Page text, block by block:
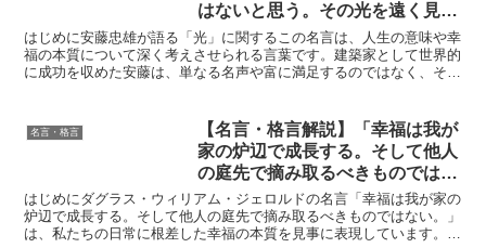
はないと思う。その光を遠く見据
えてそれに向かって懸命に走って
いる、無我夢中の時間の中にこそ
人生の充実があると思う。」 by
訓
はじめに安藤忠雄が語る「光」に関するこの名言は、人生の意味や幸
福の本質について深く考えさせられる言葉です。建築家として世界的
に成功を収めた安藤は、単なる名声や富に満足するのではなく、その
名言・格言
【名言・格言解説】「幸福は我が
家の炉辺で成長する。そして他人
の庭先で摘み取るべきものではな
い。」by ダグラス・ウィリア
ム・ジェロルドの深い意味と得ら
れる教訓
はじめにダグラス・ウィリアム・ジェロルドの名言「幸福は我が家の
炉辺で成長する。そして他人の庭先で摘み取るべきものではない。」
は、私たちの日常に根差した幸福の本質を見事に表現しています。こ